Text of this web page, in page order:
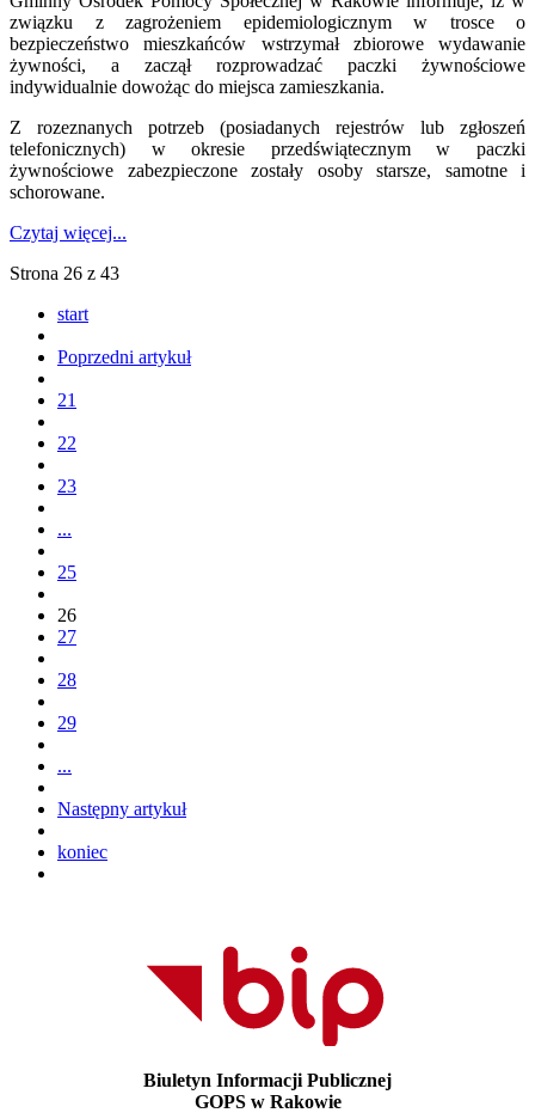
związku z zagrożeniem epidemiologicznym w trosce o
bezpieczeństwo mieszkańców wstrzymał zbiorowe wydawanie
żywności, a zaczął rozprowadzać paczki żywnościowe
indywidualnie dowożąc do miejsca zamieszkania.
Z rozeznanych potrzeb (posiadanych rejestrów lub zgłoszeń
telefonicznych) w okresie przedświątecznym w paczki
żywnościowe zabezpieczone zostały osoby starsze, samotne i
schorowane.
Czytaj więcej...
Strona 26 z 43
start
Poprzedni artykuł
21
22
23
...
25
26
27
28
29
...
Następny artykuł
koniec
Biuletyn Informacji Publicznej
GOPS w Rakowie